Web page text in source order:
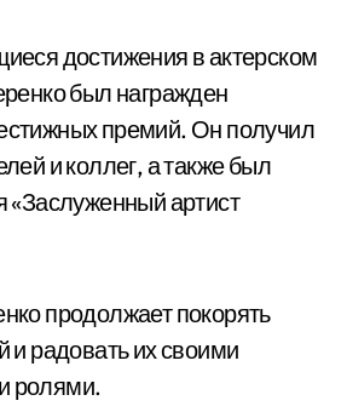
достижения в актерском
был награжден
премий. Он получил
и коллег, а также был
«Заслуженный артист
продолжает покорять
и радовать их своими
ролями.